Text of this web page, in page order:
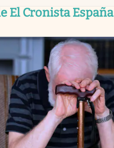
El Cronista España